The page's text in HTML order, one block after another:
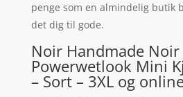
penge som en almindelig butik
det dig til gode.
Noir Handmade
Powerwetlook Mini
– Sort – 3XL og